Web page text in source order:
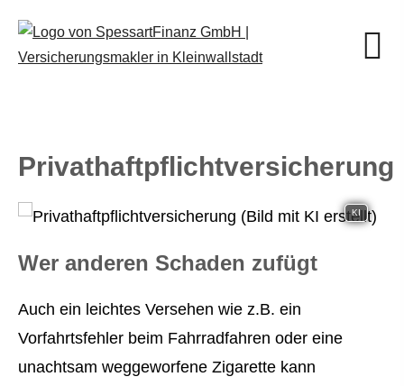
Privathaftpflichtversicherung
KI
Wer anderen Schaden zufügt
Auch ein leichtes Versehen wie z.B. ein
Vorfahrtsfehler beim Fahrradfahren oder eine
unachtsam weggeworfene Zigarette kann